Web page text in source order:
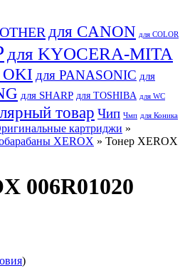
для CANON для COLOR
для KYOCERA-MITA
OKI для PANASONIC для
для SHARP для TOSHIBA для WC
товар Чип Чмп для Коника
картриджи »
XEROX » Тонер XEROX
006R01020
)